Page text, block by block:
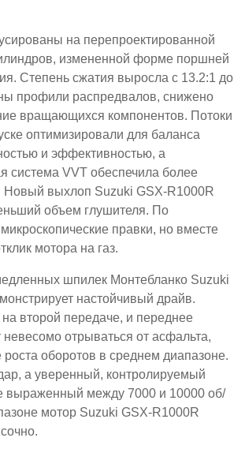
на перепроектированной
измененной форме поршней
Степень сжатия выросла с 13.2:1 до
профили распредвалов, снижено
вращающихся компонентов. Потоки
оптимизировали для баланса
и эффективностью, а
система VVT обеспечила более
Новый выхлоп Suzuki GSX-R1000R
объем глушителя. По
правки, но вместе
мотора на газ.
шпилек Монтебланко Suzuki
настойчивый драйв.
второй передаче, и переднее
невесомо отрываться от асфальта,
оборотов в среднем диапазоне.
а уверенный, контролируемый
выраженный между 7000 и 10000 об/
мотор Suzuki GSX-R1000R